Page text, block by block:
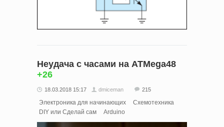
Неудача с часами на ATMega48
+26
18.03.2018 15:17 dmiceman 215
Электроника для начинающих
Схемотехника
DIY или Сделай сам
Arduino